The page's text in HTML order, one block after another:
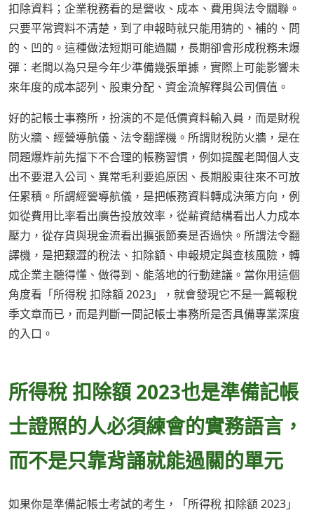
扣除資料；企業稅務看的是營收、成本、費用與法令關聯。
只要平常資料不清楚，到了申報時就只能用猜的、補的、問
的、凹的。這種做法短期可能過關，長期卻會形成稅務未爆
彈：老闆以為只是今年少準備幾張單據，實際上可能影響未
來年度的成本認列、股東分配、資金流解釋與公司價值。
好的記帳士事務所，扮演的不是低價資料輸入員，而是財稅
防火牆、經營導航儀、法令翻譯機。所謂財稅防火牆，是在
問題爆炸前先擋下不合理的帳務習慣，例如提醒老闆個人支
出不要混入公司、異常毛利要追原因、長期股東往來不可放
任累積。所謂經營導航儀，是把帳務資料轉成決策方向，例
如從費用比率看出廣告投放效率，從薪資結構看出人力成本
壓力，從存貨與現金流看出擴張節奏是否過快。所謂法令翻
譯機，是把艱澀的稅法、扣除額、申報規定與查核風險，轉
成企業主聽得懂、做得到、能落地的行動建議。當你用這個
角度看「所得稅 扣除額 2023」，就會發現它不是一篇報稅
季文章而已，而是判斷一間記帳士事務所是否具備專業深度
的入口。
所得稅 扣除額 2023也是準備記帳
士證照的人必須練會的實務語言，
而不是只靠背誦就能過關的單元
如果你是準備記帳士考試的考生，「所得稅 扣除額 2023」